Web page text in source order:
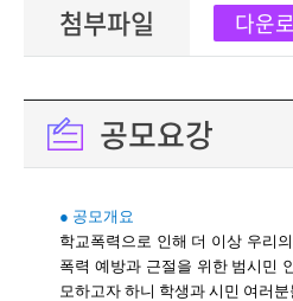
첨부파일
다운
공모요강
● 공모개요
학교폭력으로 인해 더 이상 우리
폭력 예방과 근절을 위한 범시민
모하고자 하니 학생과 시민 여러